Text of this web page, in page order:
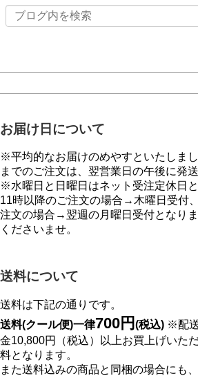
お届け日について
※平均的なお届けのめやすといたしま
までのご注文は、翌営業日の午後に発
※水曜日と日曜日はネット受注定休日
11時以降のご注文の場合→木曜日受付
注文の場合→翌週の月曜日受付となり
くださいませ。
送料について
送料は下記の通りです。
送料(クール便)一律700円 (税込) ※配
金10,800円（税込）以上お買上げいた
料となります。
また送料込みの商品と同梱の場合にも